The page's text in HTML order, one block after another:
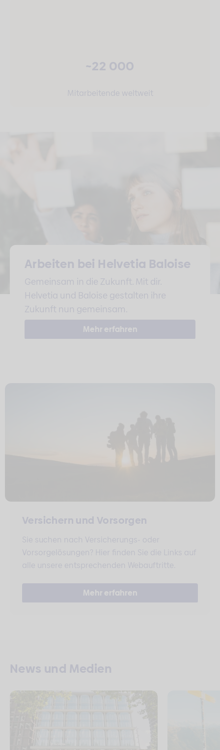
~22 000
Mitarbeitende weltweit
Arbeiten bei Helvetia Baloise
Gemeinsam in die Zukunft. Mit dir.
Helvetia und Baloise gestalten ihre
Zukunft nun gemeinsam.
Mehr erfahren
Versichern und Vorsorgen
Sie suchen nach Versicherungs- oder
Vorsorgelösungen? Hier finden Sie die Links auf
alle unsere entsprechenden Webauftritte.
Mehr erfahren
News und Medien